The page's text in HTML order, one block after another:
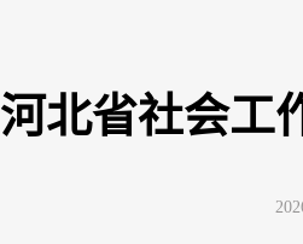
河北省社会工